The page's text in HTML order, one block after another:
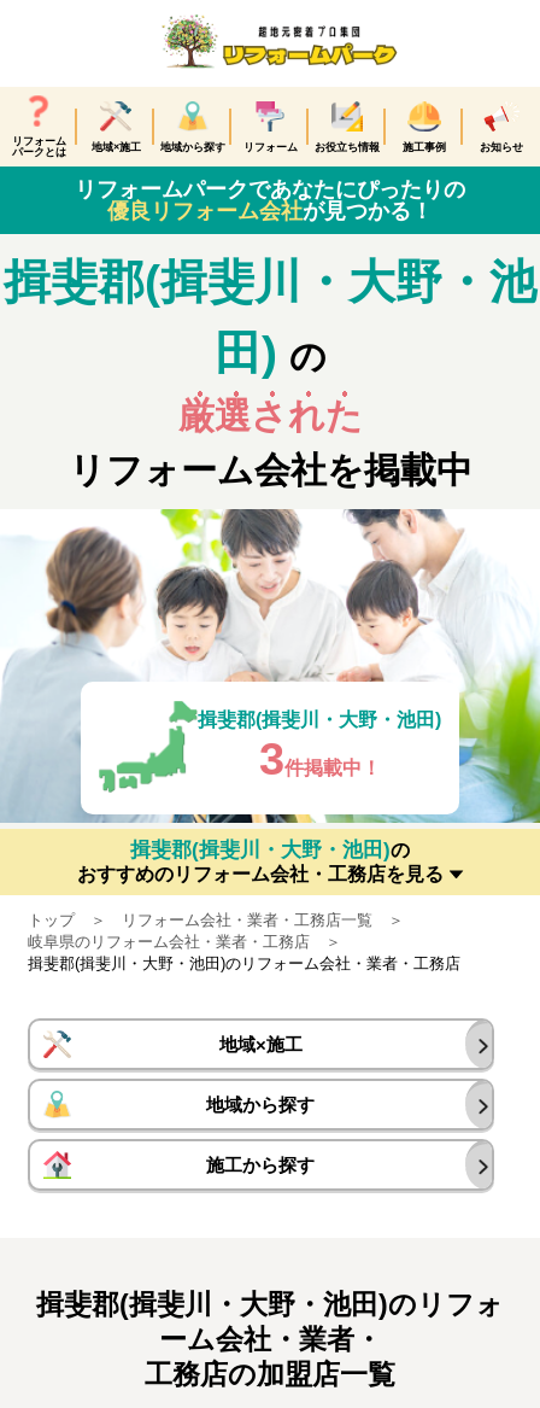
リフォーム
パークとは
地域×施工 地域から探す リフォーム お役立ち情報 施工事例 お知らせ
リフォームパークであなたにぴったりの
優良リフォーム会社が見つかる！
揖斐郡(揖斐川・大野・池
田) の
厳選された
リフォーム会社を掲載中
揖斐郡(揖斐川・大野・池田)
3件掲載中！
揖斐郡(揖斐川・大野・池田)の
おすすめのリフォーム会社・工務店を見る
トップ
リフォーム会社・業者・工務店一覧
岐阜県のリフォーム会社・業者・工務店
揖斐郡(揖斐川・大野・池田)のリフォーム会社・業者・工務店
地域×施工
地域から探す
施工から探す
揖斐郡(揖斐川・大野・池田)のリフォ
ーム会社・業者・
工務店の加盟店一覧